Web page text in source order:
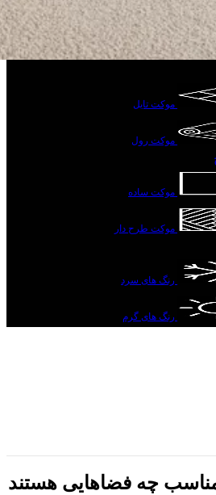
موکت تایل
موکت رول
موکت ساده
موکت طرح دار
رنگ های سرد
رنگ های گرم
چه فضاهایی هستند